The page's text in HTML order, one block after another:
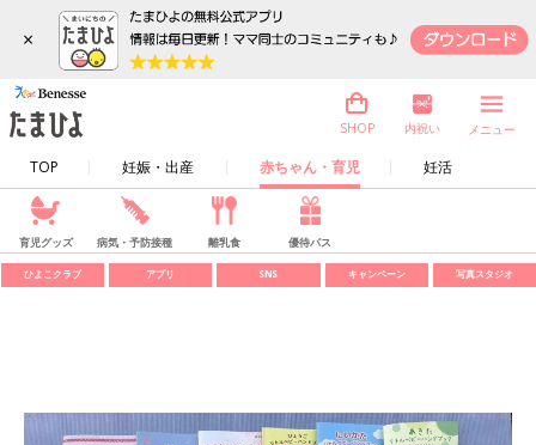
×
TOP 妊娠・出産 赤ちゃん・育児 妊活
SHOP 内祝い メニュー
育児グッズ 病気・予防接種 離乳食 優待パス
ひよこクラブ アプリ SNS キャンペーン 写真スタジオ